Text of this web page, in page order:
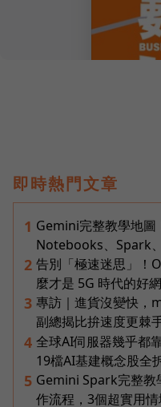
即時熱門文章
1 Gemini完整教學地圖
Notebooks、Spark
2 告別「極速迷思」！
麼才是 5G 時代的好
3 專訪｜進貨沒變快，
副總揭比拚速度更棘
4 全球AI伺服器幾乎都
19檔AI基建概念股全
5 Gemini Spark完整教
作流程，3個超實用